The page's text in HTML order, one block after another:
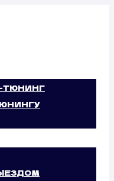
ТЮНИНГ